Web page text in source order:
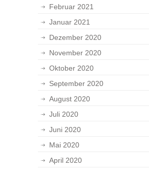
Februar 2021
Januar 2021
Dezember 2020
November 2020
Oktober 2020
September 2020
August 2020
Juli 2020
Juni 2020
Mai 2020
April 2020